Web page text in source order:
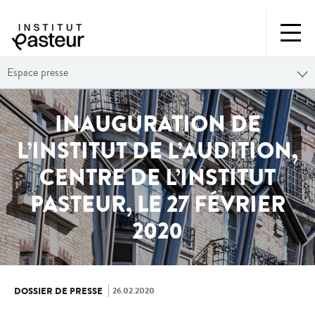
Espace presse
INAUGURATION DE
L’INSTITUT DE L’AUDITION,
CENTRE DE L’INSTITUT
PASTEUR, LE 27 FÉVRIER
2020
DOSSIER DE PRESSE 26.02.2020